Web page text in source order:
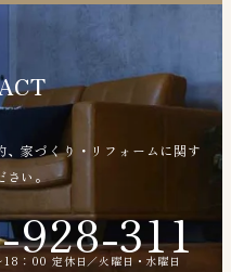
家づくり・リフォームに関す
い。
928-311
：00 定休日／火曜日・水曜日